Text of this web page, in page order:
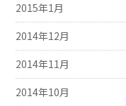
2015年1月
2014年12月
2014年11月
2014年10月